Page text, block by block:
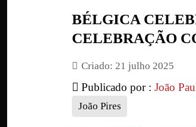
BÉLGICA
CELEBRAÇÃO
Criado: 21 julho 2025
Publicado por : João
João Pires